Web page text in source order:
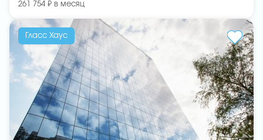
261 754 ₽ в месяц
Гласс Хаус